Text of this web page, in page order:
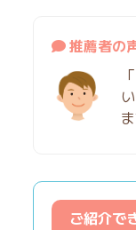
推薦者の
ご紹介で